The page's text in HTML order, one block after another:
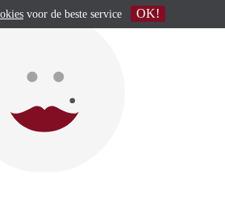
voor de beste service OK!